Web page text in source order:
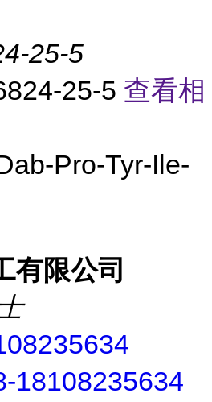
25-5
25-5 查看相
Pro-Tyr-Ile-
有限公司
18108235634